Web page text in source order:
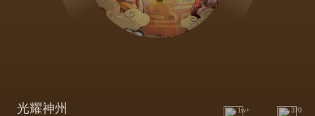
光耀神州 1w+ 370